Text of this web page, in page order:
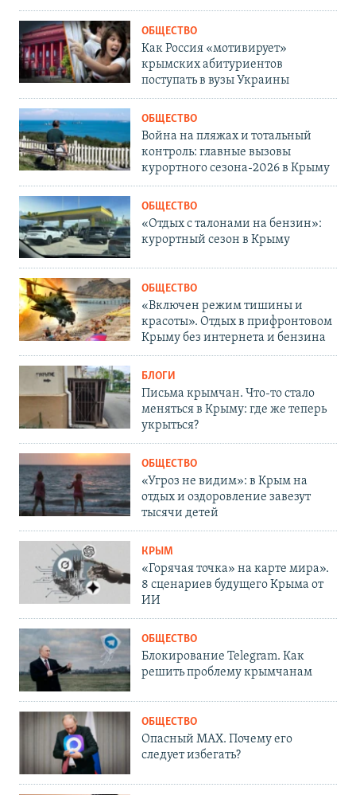
ОБЩЕСТВО
Как Россия «мотивирует»
крымских абитуриентов
поступать в вузы Украины
ОБЩЕСТВО
Война на пляжах и тотальный
контроль: главные вызовы
курортного сезона-2026 в Крыму
ОБЩЕСТВО
«Отдых с талонами на бензин»:
курортный сезон в Крыму
ОБЩЕСТВО
«Включен режим тишины и
красоты». Отдых в прифронтовом
Крыму без интернета и бензина
БЛОГИ
Письма крымчан. Что-то стало
меняться в Крыму: где же теперь
укрыться?
ОБЩЕСТВО
«Угроз не видим»: в Крым на
отдых и оздоровление завезут
тысячи детей
КРЫМ
«Горячая точка» на карте мира».
8 сценариев будущего Крыма от
ИИ
ОБЩЕСТВО
Блокирование Telegram. Как
решить проблему крымчанам
ОБЩЕСТВО
Опасный MAX. Почему его
следует избегать?